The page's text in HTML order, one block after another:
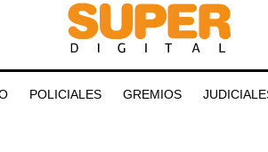
POLICIALES GREMIOS